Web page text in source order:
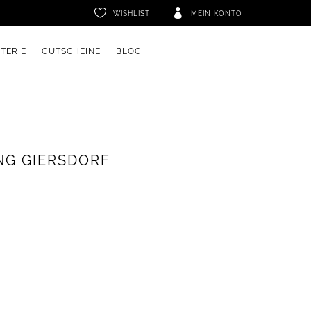
 WISHLIST  MEIN KONTO
GUTSCHEINE BLOG
GIERSDORF